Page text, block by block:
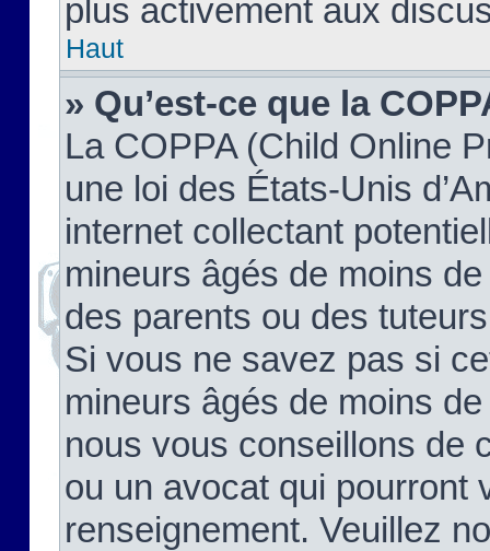
plus activement aux
Haut
» Qu’est-ce que la
La COPPA (Child Online
une loi des États-Unis
internet collectant
mineurs âgés de moins
des parents ou des
Si vous ne savez pas si
mineurs âgés de moins
nous vous conseillons de
ou un avocat qui pourront
renseignement. Veuillez